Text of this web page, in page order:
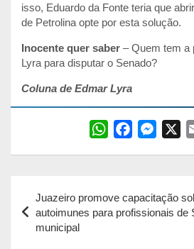
isso, Eduardo da Fonte teria que
de Petrolina opte por esta solução.
Inocente quer saber – Quem tem a
Lyra para disputar o Senado?
Coluna de Edmar Lyra
W
s
b
e
de
Post
Juazeiro promove capacitação
autoimunes para profissionais de
municipal